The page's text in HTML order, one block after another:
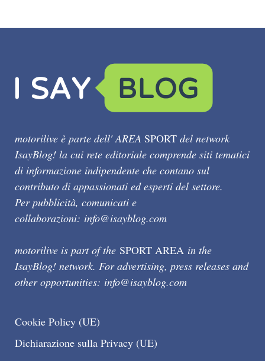
motorilive è parte dell' AREA SPORT del network
IsayBlog! la cui rete editoriale comprende siti tematici
di informazione indipendente che contano sul
contributo di appassionati ed esperti del settore.
Per pubblicità, comunicati e
collaborazioni: info@isayblog.com
motorilive is part of the SPORT AREA in the
IsayBlog! network. For advertising, press releases and
other opportunities: info@isayblog.com
Cookie Policy (UE)
Dichiarazione sulla Privacy (UE)